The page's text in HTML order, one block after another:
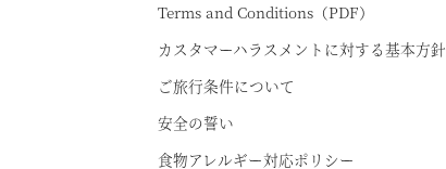
Terms and Conditions（PDF）
カスタマーハラスメントに対する基本方針
ご旅行条件について
安全の誓い
食物アレルギー対応ポリシー